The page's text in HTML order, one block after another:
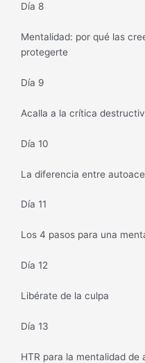
Día 8
Mentalidad: por qué las
protegerte
Día 9
Acalla a la crítica
Día 10
La diferencia entre
Día 11
Los 4 pasos para una
Día 12
Libérate de la culpa
Día 13
HTR para la mentalidad de